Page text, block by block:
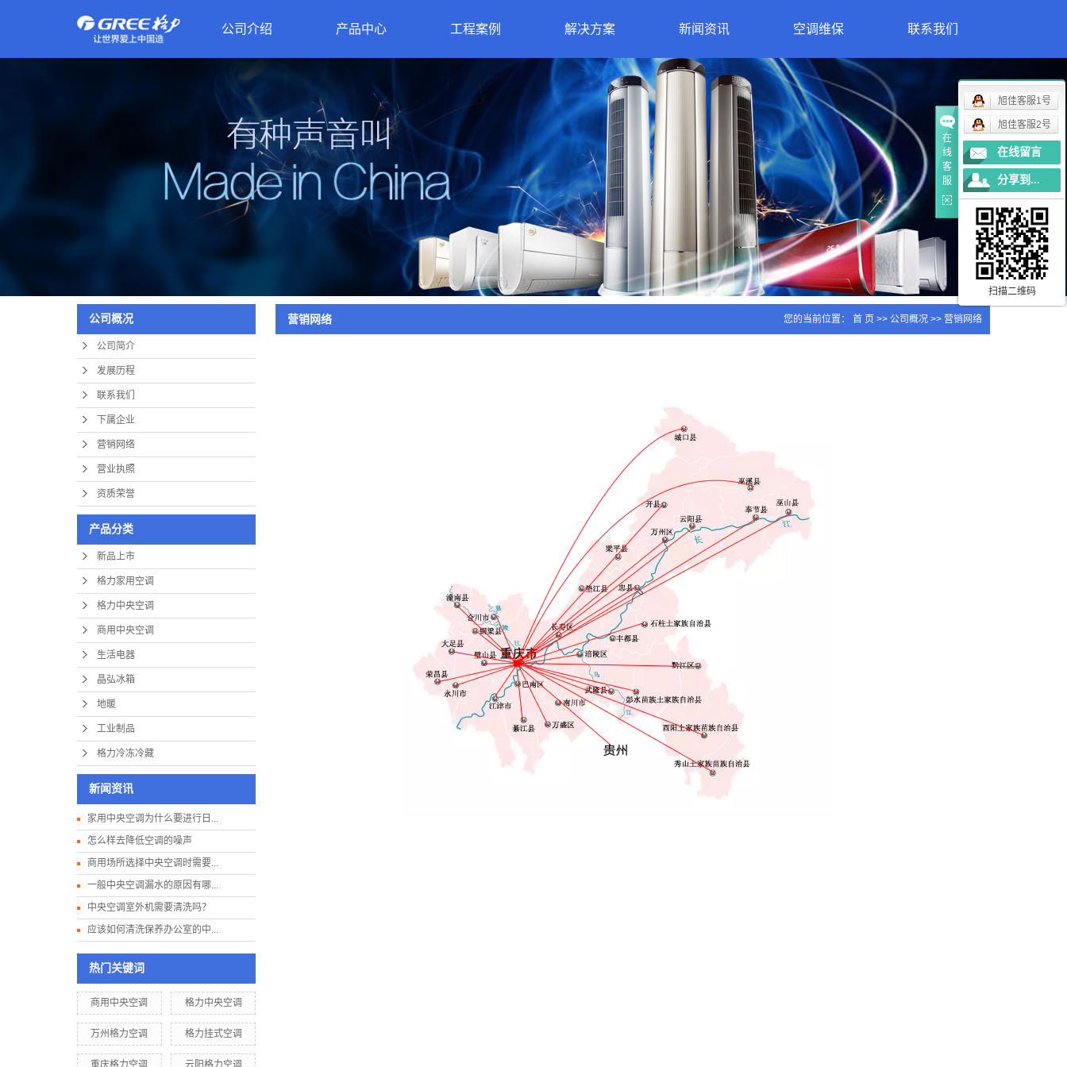
公司介绍
联系我们
下属企业
营销网络
营业执照
产品中心 工程案例 解决方案 新闻资讯
行业资讯
空调相关问题
空调维保 联系我们
公司概况
公司简介
发展历程
联系我们
下属企业
营销网络
营业执照
资质荣誉
产品分类
新品上市
格力家用空调
格力中央空调
商用中央空调
生活电器
晶弘冰箱
地暖
工业制品
格力冷冻冷藏
新闻资讯
家用中央空调为什么要进行日...
怎么样去降低空调的噪声
商用场所选择中央空调时需要...
一般中央空调漏水的原因有哪...
中央空调室外机需要清洗吗？
应该如何清洗保养办公室的中...
热门关键词
商用中央空调 格力中央空调
万州格力空调 格力挂式空调
重庆格力空调 云阳格力空调
营销网络 您的当前位置： 首 页 >> 公司概况 >> 营销网络
在
线
客
服
旭佳客服1号
旭佳客服2号
在线留言
分享到...
扫描二维码